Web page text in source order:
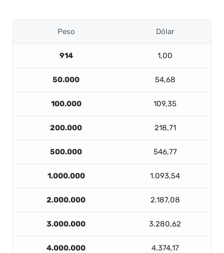
Peso Dólar
914 1,00
50.000 54,68
100.000 109,35
200.000 218,71
500.000 546,77
1.000.000 1.093,54
2.000.000 2.187,08
3.000.000 3.280,62
4.000.000 4.374,17